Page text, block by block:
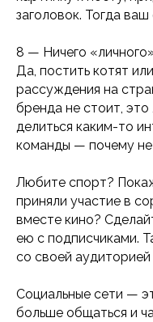
заголовок. Тогда
8 — Ничего
Да, постить котят
рассуждения на
бренда не стоит,
делиться каким-то
команды — почему
Любите спорт?
приняли участие в
вместе кино?
ею с подписчиками.
со своей аудиторией
Социальные сети —
больше общаться и